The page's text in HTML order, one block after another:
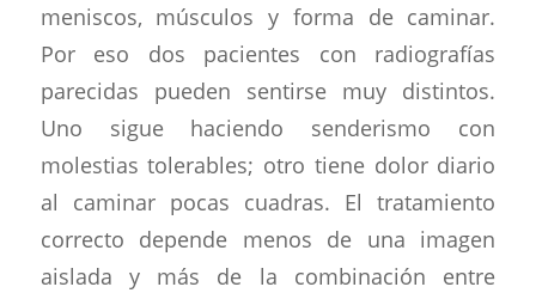
meniscos, músculos y forma de caminar.
Por eso dos pacientes con radiografías
parecidas pueden sentirse muy distintos.
Uno sigue haciendo senderismo con
molestias tolerables; otro tiene dolor diario
al caminar pocas cuadras. El tratamiento
correcto depende menos de una imagen
aislada y más de la combinación entre